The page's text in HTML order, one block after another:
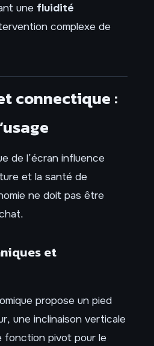
une fluidité
complexe de
connectique :
de l’écran influence
et la santé de
ne doit pas être
et
propose un pied
une inclinaison verticale
fonction pivot pour le